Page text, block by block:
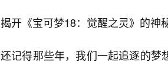
揭开《宝可梦18：觉醒之灵》的神
还记得那些年，我们一起追逐的梦